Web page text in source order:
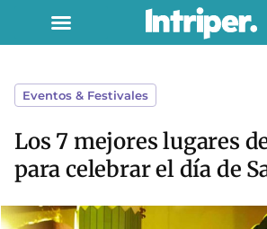
Eventos & Festivales
Los 7 mejores lugares
para celebrar el día de